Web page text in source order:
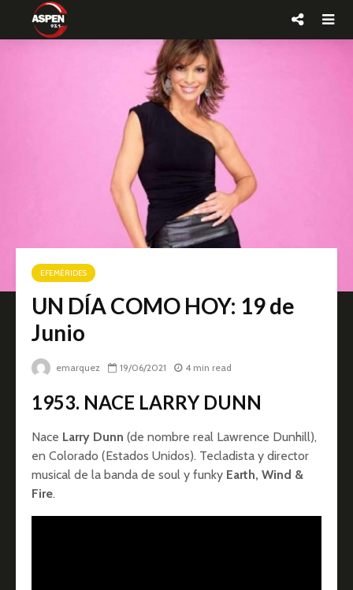
EFEMÉRIDES
UN DÍA COMO HOY: 19 de
Junio
emarquez 19/06/2021 4 min read
1953. NACE LARRY DUNN
Nace Larry Dunn (de nombre real Lawrence Dunhill),
en Colorado (Estados Unidos). Tecladista y director
musical de la banda de soul y funky Earth, Wind &
Fire.